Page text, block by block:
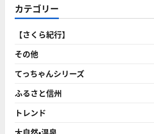
業
全
期
に
造
た
旧
信
陽
銀
行
ひ
カテゴリー
【さくら紀行】
その他
てっちゃんシリーズ
ふるさと信州
トレンド